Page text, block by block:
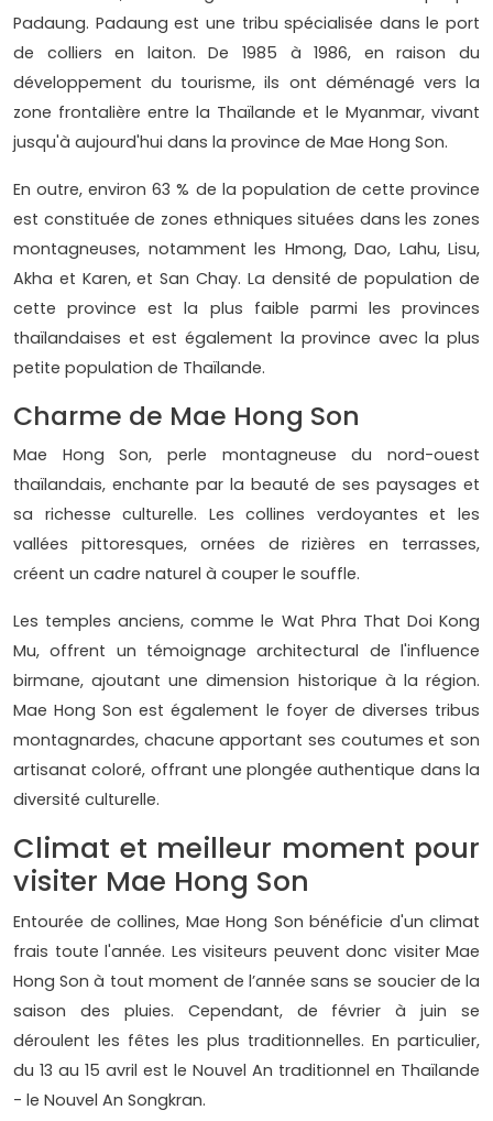
Padaung. Padaung est une tribu spécialisée dans le port
de colliers en laiton. De 1985 à 1986, en raison du
développement du tourisme, ils ont déménagé vers la
zone frontalière entre la Thaïlande et le Myanmar, vivant
jusqu'à aujourd'hui dans la province de Mae Hong Son.
En outre, environ 63 % de la population de cette province
est constituée de zones ethniques situées dans les zones
montagneuses, notamment les Hmong, Dao, Lahu, Lisu,
Akha et Karen, et San Chay. La densité de population de
cette province est la plus faible parmi les provinces
thaïlandaises et est également la province avec la plus
petite population de Thaïlande.
Charme de Mae Hong Son
Mae Hong Son, perle montagneuse du nord-ouest
thaïlandais, enchante par la beauté de ses paysages et
sa richesse culturelle. Les collines verdoyantes et les
vallées pittoresques, ornées de rizières en terrasses,
créent un cadre naturel à couper le souffle.
Les temples anciens, comme le Wat Phra That Doi Kong
Mu, offrent un témoignage architectural de l'influence
birmane, ajoutant une dimension historique à la région.
Mae Hong Son est également le foyer de diverses tribus
montagnardes, chacune apportant ses coutumes et son
artisanat coloré, offrant une plongée authentique dans la
diversité culturelle.
Climat et meilleur moment pour
visiter Mae Hong Son
Entourée de collines, Mae Hong Son bénéficie d'un climat
frais toute l'année. Les visiteurs peuvent donc visiter Mae
Hong Son à tout moment de l’année sans se soucier de la
saison des pluies. Cependant, de février à juin se
déroulent les fêtes les plus traditionnelles. En particulier,
du 13 au 15 avril est le Nouvel An traditionnel en Thaïlande
- le Nouvel An Songkran.